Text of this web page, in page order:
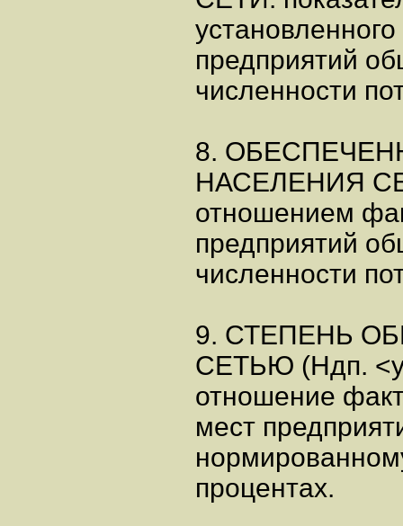
предприятий
численности
8.
НАСЕЛЕНИЯ
отношением
предприятий
численности
9. СТЕПЕНЬ
СЕТЬЮ (Ндп.
отношение
мест
процентах.